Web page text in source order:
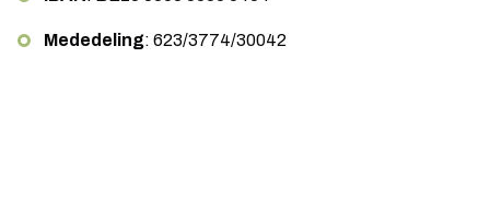
Mededeling: 623/3774/30042